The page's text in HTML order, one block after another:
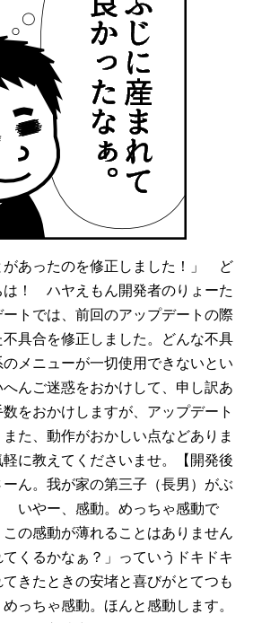
があったのを修正しました！」 ど
は！ ハヤえもん開発者のりょーた
トでは、前回のアップデートの際
具合を修正しました。どんな不具
メニューが一切使用できないとい
んご迷惑をおかけして、申し訳あ
をおかけしますが、アップデート
た、動作がおかしい点などありま
に教えてくださいませ。【開発後
ん。我が家の第三子（長男）がぶ
いやー、感動。めっちゃ感動で
の感動が薄れることはありません
くるかなぁ？」っていうドキドキ
きたときの安堵と喜びがとてつも
っちゃ感動。ほんと感動します。